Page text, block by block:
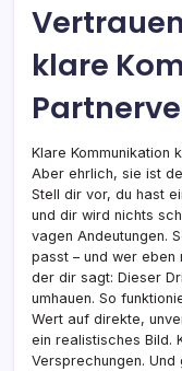
klare
Klare Kommunikation
Aber ehrlich, sie ist
Stell dir vor, du hast
und dir wird nichts
vagen Andeutungen.
passt – und wer eben
der dir sagt: Dieser
umhauen. So
Wert auf direkte,
ein realistisches Bild.
Versprechungen.